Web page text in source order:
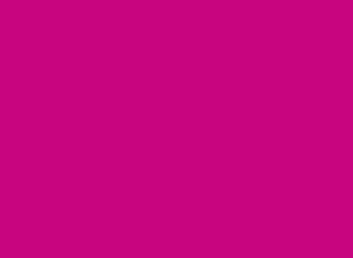
SCHUTZKONZEPT
FÜR HAUPTAMTLICHE
UND